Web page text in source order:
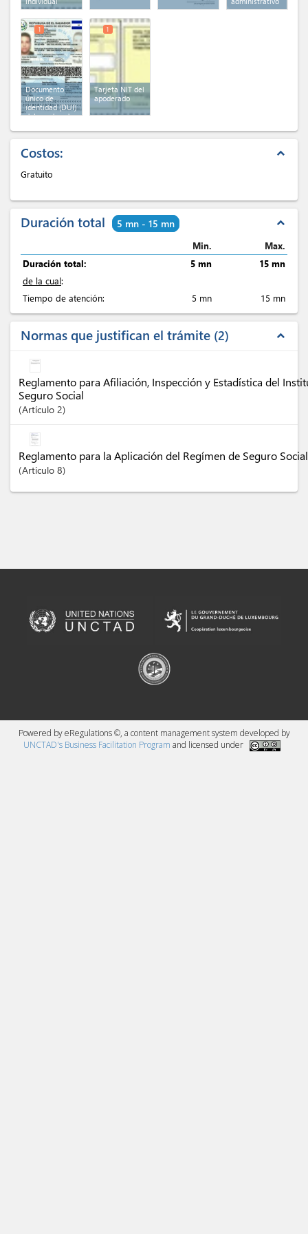
Documento
único de
identidad (DUI)
del apoderado
1
Tarjeta NIT del
apoderado
1
Costos: expand_less
Gratuito
Duración total 5 mn - 15 mn expand_less
Min.
Max.
Duración total:
5 mn
15 mn
de la cual:
Tiempo de atención:
5 mn 15 mn
Normas que justifican el trámite 2 expand_less
Reglamento para Afiliación, Inspección y Estadística del
Seguro Social
Artículo 2
Reglamento para la Aplicación del Regímen de Seguro Social
Artículo 8
Powered by eRegulations ©, a content management system developed by
UNCTAD's Business Facilitation Program and licensed under